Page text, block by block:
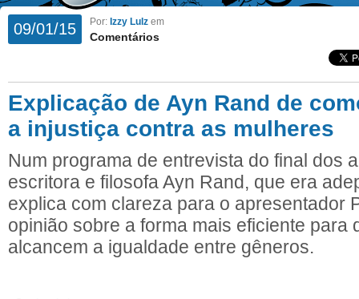
09/01/15 Por: Izzy Lulz em
Comentários
Explicação de Ayn Rand de
a injustiça contra as mulheres
Num programa de entrevista do final dos
escritora e filosofa Ayn Rand, que era
explica com clareza para o apresentador
opinião sobre a forma mais eficiente para
alcancem a igualdade entre gêneros.